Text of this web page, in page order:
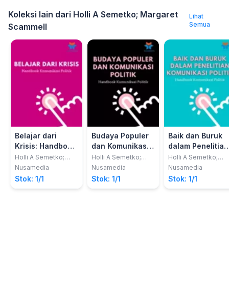
Koleksi lain dari Holli A Semetko; Margaret
Scammell
Lihat
Semua
Belajar dari
Krisis: Handbook
Komunikasi
Politik
Holli A Semetko;
Margaret Scammell
Nusamedia
Stok: 1/1
Budaya Populer
dan Komunikasi
Politik: Handbook
Komunikasi
Politik
Holli A Semetko;
Margaret Scammell
Nusamedia
Stok: 1/1
Baik dan Buruk
dalam Penelitian
Komunikasi
Politik:
Komunikasi
Politik
Holli A Semetko;
Margaret Scammell
Nusamedia
Stok: 1/1